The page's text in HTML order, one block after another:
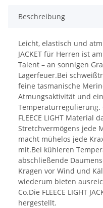
Beschreibung
Leicht, elastisch und
JACKET für Herren ist
Talent – an sonnigen
Lagerfeuer.Bei
feine tasmanische
Atmungsaktivität und
Temperaturregulierung.
FLEECE LIGHT Material
Stretchvermögens jede
macht mühelos jede
mit.Bei kühleren
abschließende
Kragen vor Wind und
wiederum bieten
Co.Die FLEECE LIGHT
hergestellt.